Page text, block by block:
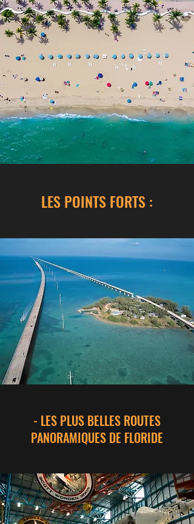
LES POINTS FORTS :
- LES PLUS BELLES ROUTES
PANORAMIQUES DE FLORIDE